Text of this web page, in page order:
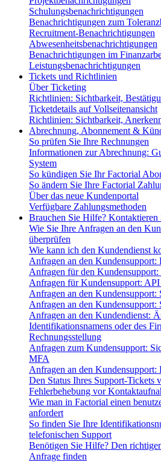
Schulungsbenachrichtigungen
Benachrichtigungen zum
Recruitment-Benachrichtigungen
Abwesenheitsbenachrichtigungen
Benachrichtigungen im
Leistungsbenachrichtigungen
Tickets und Richtlinien
Über Ticketing
Richtlinien: Sichtbarkeit,
Ticketdetails auf Vollseitenansicht
Richtlinien: Sichtbarkeit,
Abrechnung, Abonnement &
So prüfen Sie Ihre Rechnungen
Informationen zur Abrechnung:
System
So kündigen Sie Ihr Factorial
So ändern Sie Ihre Factorial
Über das neue Kundenportal
Verfügbare Zahlungsmethoden
Brauchen Sie Hilfe? Kontaktieren
Wie Sie Ihre Anfragen an den
überprüfen
Wie kann ich den Kundendienst
Anfragen an den Kundensupport:
Anfragen für den Kundensupport:
Anfragen für Kundensupport:
Anfragen an den Kundensupport:
Anfragen an den
Anfragen an den Kundendienst:
Identifikationsnamens oder des
Rechnungsstellung
Anfragen zum Kundensupport:
MFA
Anfragen an den Kundensupport:
Den Status Ihres Support-Tickets
Fehlerbehebung vor
Wie man in Factorial einen
anfordert
So finden Sie Ihre
telefonischen Support
Benötigen Sie Hilfe? Den
Anfrage finden